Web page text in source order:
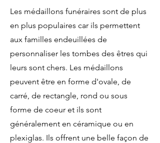
Les médaillons funéraires sont de plus
en plus populaires car ils permettent
aux familles endeuillées de
personnaliser les tombes des êtres qui
leurs sont chers. Les médaillons
peuvent être en forme d'ovale, de
carré, de rectangle, rond ou sous
forme de coeur et ils sont
généralement en céramique ou en
plexiglas. Ils offrent une belle façon de